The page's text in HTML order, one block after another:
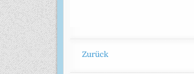
Zurück